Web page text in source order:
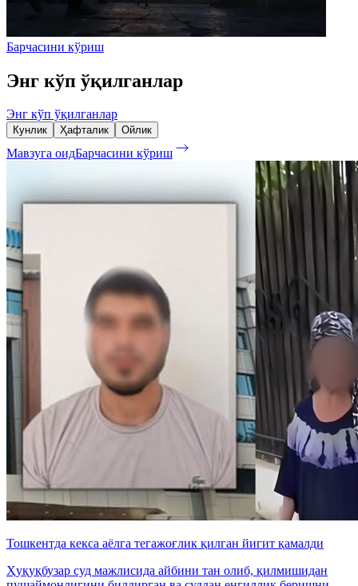
Барчасини кўриш
Энг кўп ўқилганлар
Энг кўп ўқилганлар
Кунлик Ҳафталик Ойлик
Мавзуга оидБарчасини кўриш
Тошкентда кекса аёлга тегажоғлик қилган йигит қамалди
Ҳуқуқбузар суд мажлисида айбини тан олиб, қилмишидан